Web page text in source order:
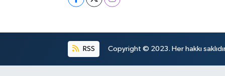
RSS Copyright © 2023. Her hakkı